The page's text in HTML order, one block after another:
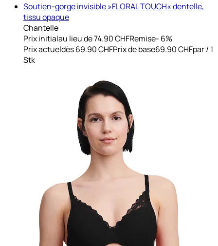
Soutien-gorge invisible »FLORAL TOUCH« dentelle,
tissu opaque
Chantelle
Prix initialau lieu de 74.90 CHFRemise- 6%
Prix actueldès69.90 CHFPrix de base69.90 CHFpar/ 1
Stk